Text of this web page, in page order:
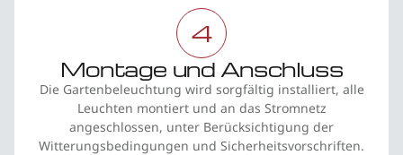
4
Montage und Anschluss
Die Gartenbeleuchtung wird sorgfältig installiert, alle
Leuchten montiert und an das Stromnetz
angeschlossen, unter Berücksichtigung der
Witterungsbedingungen und Sicherheitsvorschriften.